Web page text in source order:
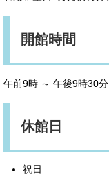
開館時間
午前9時 ～ 午後9時30分
休館日
祝日